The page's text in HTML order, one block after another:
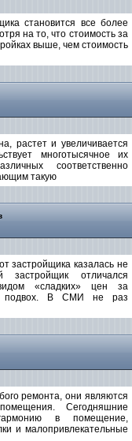
становится все более
на то, что стоимость за
выше, чем стоимость
растет и увеличивается
многотысячное их
соответственно
такую
застройщика казалась не
отличался
«сладких» цен за
и подвох. В СМИ не раз
ремонта, они являются
Сегодняшние
в помещение,
и малопривлекательные